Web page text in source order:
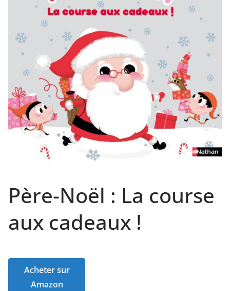
Père-Noël : La course
aux cadeaux !
Acheter sur
Amazon